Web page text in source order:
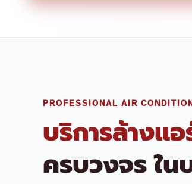
PROFESSIONAL AIR
บริการล้างแ
ครบวงจร ใน